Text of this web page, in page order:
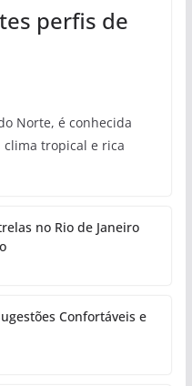
perfis de
Norte, é conhecida
clima tropical e rica
no Rio de Janeiro
Confortáveis e